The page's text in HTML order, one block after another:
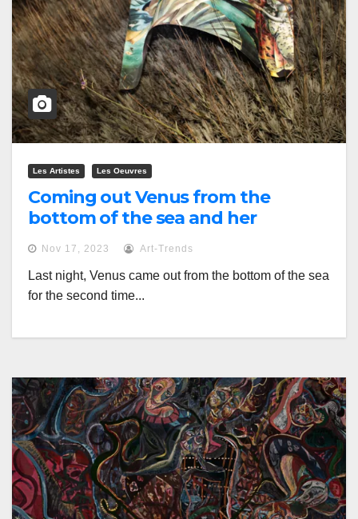
Les Artistes Les Oeuvres
Coming out Venus from the
bottom of the sea and her
stepping on the shore
Nov 17, 2023 Art-Trends
Last night, Venus came out from the bottom of the sea
for the second time...